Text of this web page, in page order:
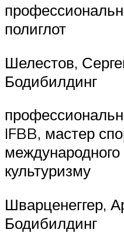
полиглот
Шелестов,
Бодибилдинг
IFBB, мастер
международного
культуризму
Шварценеггер,
Бодибилдинг